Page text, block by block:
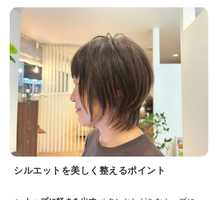
シルエットを美しく整えるポイント